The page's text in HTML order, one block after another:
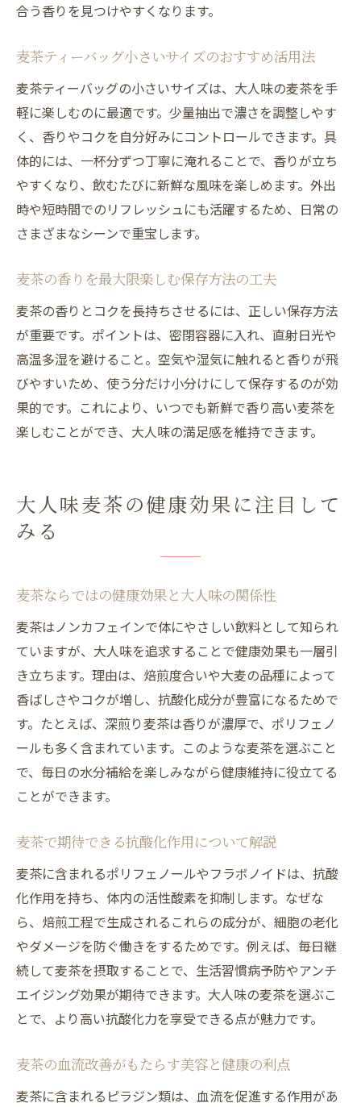
合う香りを見つけやすくなります。
麦茶ティーバッグ小さいサイズのおすすめ活用法
麦茶ティーバッグの小さいサイズは、大人味の麦茶を手
軽に楽しむのに最適です。少量抽出で濃さを調整しやす
く、香りやコクを自分好みにコントロールできます。具
体的には、一杯分ずつ丁寧に淹れることで、香りが立ち
やすくなり、飲むたびに新鮮な風味を楽しめます。外出
時や短時間でのリフレッシュにも活躍するため、日常の
さまざまなシーンで重宝します。
麦茶の香りを最大限楽しむ保存方法の工夫
麦茶の香りとコクを長持ちさせるには、正しい保存方法
が重要です。ポイントは、密閉容器に入れ、直射日光や
高温多湿を避けること。空気や湿気に触れると香りが飛
びやすいため、使う分だけ小分けにして保存するのが効
果的です。これにより、いつでも新鮮で香り高い麦茶を
楽しむことができ、大人味の満足感を維持できます。
大人味麦茶の健康効果に注目して
みる
麦茶ならではの健康効果と大人味の関係性
麦茶はノンカフェインで体にやさしい飲料として知られ
ていますが、大人味を追求することで健康効果も一層引
き立ちます。理由は、焙煎度合いや大麦の品種によって
香ばしさやコクが増し、抗酸化成分が豊富になるためで
す。たとえば、深煎り麦茶は香りが濃厚で、ポリフェノ
ールも多く含まれています。このような麦茶を選ぶこと
で、毎日の水分補給を楽しみながら健康維持に役立てる
ことができます。
麦茶で期待できる抗酸化作用について解説
麦茶に含まれるポリフェノールやフラボノイドは、抗酸
化作用を持ち、体内の活性酸素を抑制します。なぜな
ら、焙煎工程で生成されるこれらの成分が、細胞の老化
やダメージを防ぐ働きをするためです。例えば、毎日継
続して麦茶を摂取することで、生活習慣病予防やアンチ
エイジング効果が期待できます。大人味の麦茶を選ぶこ
とで、より高い抗酸化力を享受できる点が魅力です。
麦茶の血流改善がもたらす美容と健康の利点
麦茶に含まれるピラジン類は、血流を促進する作用があ